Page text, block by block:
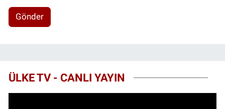
Gönder
ÜLKE TV - CANLI YAYIN